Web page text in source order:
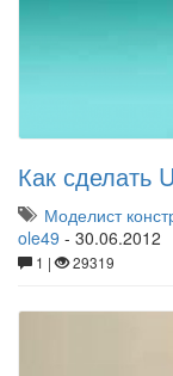
Как сделать
Моделист
ole49 - 30.06.2012
1 | 29319